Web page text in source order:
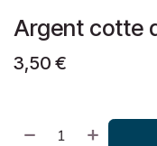
Argent cotte
3,50 €